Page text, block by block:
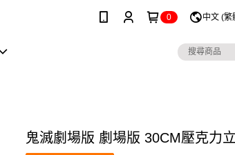
0 中文 (繁
鬼滅劇場版 劇場版 30CM壓克力